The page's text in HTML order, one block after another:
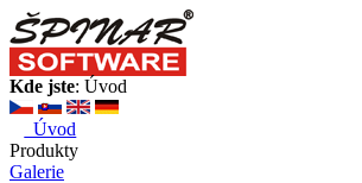
Kde jste: Úvod
Úvod
Produkty
Galerie